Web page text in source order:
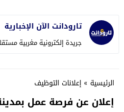
تارودانت الآن الإخبارية
جريدة إلكترونية مغربية
الرئيسية » إعلانات التوظيف
إعلان عن فرصة عمل